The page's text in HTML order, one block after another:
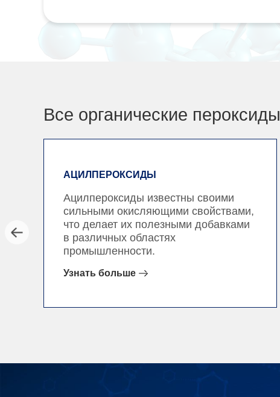
Все органические пероксиды
АЦИЛПЕРОКСИДЫ
Ацилпероксиды известны своими
сильными окисляющими свойствами,
что делает их полезными добавками
в различных областях
промышленности.
Узнать больше